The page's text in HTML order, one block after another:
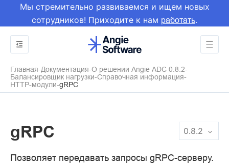
Мы стремительно развиваемся и ищем новых
сотрудников! Приходите к нам работать.
Главная Документация О решении Angie ADC 0.8.2
Балансировщик нагрузки Справочная информация
HTTP-модули gRPC
0.8.2
gRPC
Позволяет передавать запросы gRPC-серверу.